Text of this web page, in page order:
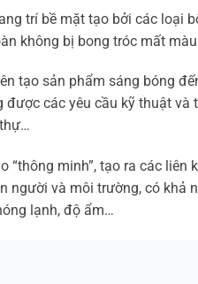
trí bề mặt tạo bởi các loại
không bị bong tróc mất
tạo sản phẩm sáng bóng
các yêu cầu kỹ thuật
minh”, tạo ra các liên
và môi trường, có khả
lạnh, độ ẩm…